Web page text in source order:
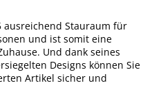
Stauraum für
und ist somit eine
Und dank seines
Designs können Sie
Artikel sicher und